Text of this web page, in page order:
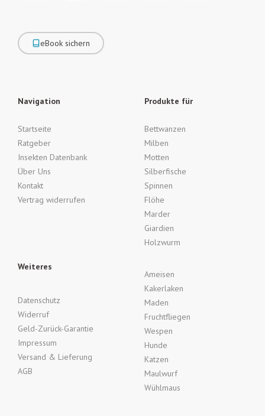
eBook sichern
Navigation
Startseite
Ratgeber
Insekten Datenbank
Über Uns
Kontakt
Vertrag widerrufen
Produkte für
Bettwanzen
Milben
Motten
Silberfische
Spinnen
Flöhe
Marder
Giardien
Holzwurm
Weiteres
Datenschutz
Widerruf
Geld-Zurück-Garantie
Impressum
Versand & Lieferung
AGB
Ameisen
Kakerlaken
Maden
Fruchtfliegen
Wespen
Hunde
Katzen
Maulwurf
Wühlmaus